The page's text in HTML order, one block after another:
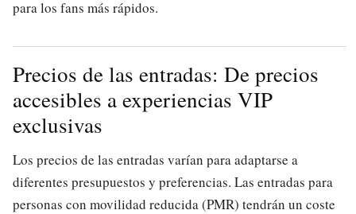
para los fans más rápidos.
Precios de las entradas: De precios
accesibles a experiencias VIP
exclusivas
Los precios de las entradas varían para adaptarse a
diferentes presupuestos y preferencias. Las entradas para
personas con movilidad reducida (PMR) tendrán un coste